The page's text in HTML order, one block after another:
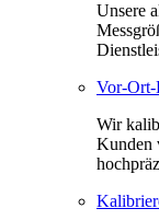
Unsere
Vor-
Wir
Kunden